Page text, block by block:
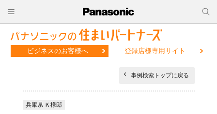
ビジネスのお客様へ 登録店様専用サイト
事例検索トップに戻る
兵庫県 Ｋ様邸